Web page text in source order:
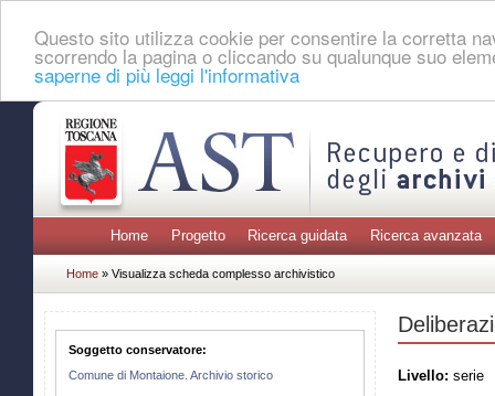
Questo sito utilizza cookie per consentire la corretta
scorrendo la pagina o cliccando su qualunque suo
saperne di più leggi l'informativa
Home Progetto Ricerca guidata Ricerca avanzata
Home » Visualizza scheda complesso archivistico
Soggetto conservatore:
Comune di Montaione. Archivio storico
Livello: serie